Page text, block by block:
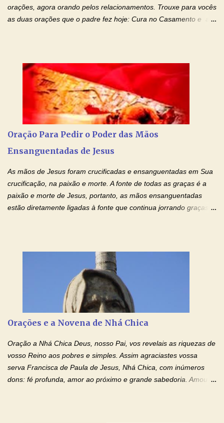
orações, agora orando pelos relacionamentos. Trouxe para vocês
as duas orações que o padre fez hoje: Cura no Casamento e a
com o Momento de Fé. Que Deus abençoe e que todo
relacionamento seja fortalecido e curado no amor Ágape de
Jesus. Adriana-Devoção e Fé Mensagem do Padre Marcelo Rossi
em seu Facebook: Amados, iniciamos uma semana para orar
pelos relacionamentos. Diz a Bíblia sagrada: "O amor é paciente,
de orgulho. Nada faz de inconveniente, não procura o seu próprio
interesse, não se irrita, não guarda rancor. Não se alegra com a
Oração Para Pedir o Poder das Mãos
Ensanguentadas de Jesus
As mãos de Jesus foram crucificadas e ensanguentadas em Sua
crucificação, na paixão e morte. A fonte de todas as graças é a
paixão e morte de Jesus, portanto, as mãos ensanguentadas
estão diretamente ligadas à fonte que continua jorrando graças
ensanguentadas, chagadas e abertas, sobre mim, neste
momento. Sinto-me completamente sem forças para prosseguir,
carregando as minhas cruzes. Preciso que a força e o poder de
Tuas Mãos, que suportaram a mais profunda dor ao serem
pregadas na Cruz, reergam-me e curem-me agora. Jesus, não
amo. Nós precisamos desesperadamente de cura física e
espiritual, através do toque consolador de tuas Mãos
ensanguentadas e infinitamente poderosas. Eu reconheço,
apesar de toda a minha limitação e da infinidade dos meus ...
Orações e a Novena de Nhá Chica
Oração a Nhá Chica Deus, nosso Pai, vos revelais as riquezas de
vosso Reino aos pobres e simples. Assim agraciastes vossa
serva Francisca de Paula de Jesus, Nhá Chica, com inúmeros
dons: fé profunda, amor ao próximo e grande sabedoria. Amou a